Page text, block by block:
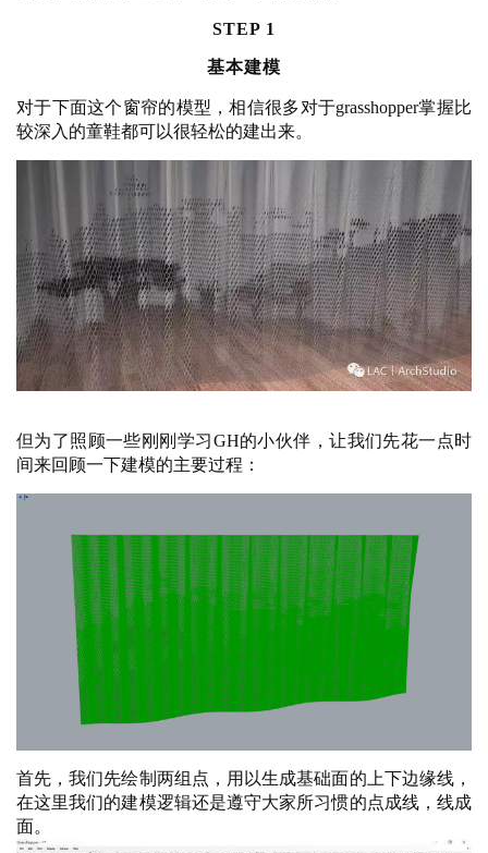
STEP 1
基本建模
对于下面这个窗帘的模型，相信很多对于grasshopper掌握比
较深入的童鞋都可以很轻松的建出来。
但为了照顾一些刚刚学习 GH的小伙伴，让我们先花一点时
间来回顾一下建模的主要过程：
首先，我们先绘制两组点，用以生成基础面的上下边缘线，
在这里我们的建模逻辑还是遵守大家所习惯的点成线，线成
面。